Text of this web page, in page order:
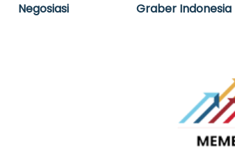
Negosiasi
Graber Indonesia